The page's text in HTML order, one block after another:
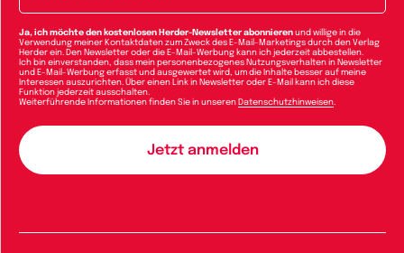
Ja, ich möchte den kostenlosen Herder-Newsletter abonnieren und willige in die
Verwendung meiner Kontaktdaten zum Zweck des E-Mail-Marketings durch den Verlag
Herder ein. Den Newsletter oder die E-Mail-Werbung kann ich jederzeit abbestellen.
Ich bin einverstanden, dass mein personenbezogenes Nutzungsverhalten in Newsletter
und E-Mail-Werbung erfasst und ausgewertet wird, um die Inhalte besser auf meine
Interessen auszurichten. Über einen Link in Newsletter oder E-Mail kann ich diese
Funktion jederzeit ausschalten.
Weiterführende Informationen finden Sie in unseren Datenschutzhinweisen.